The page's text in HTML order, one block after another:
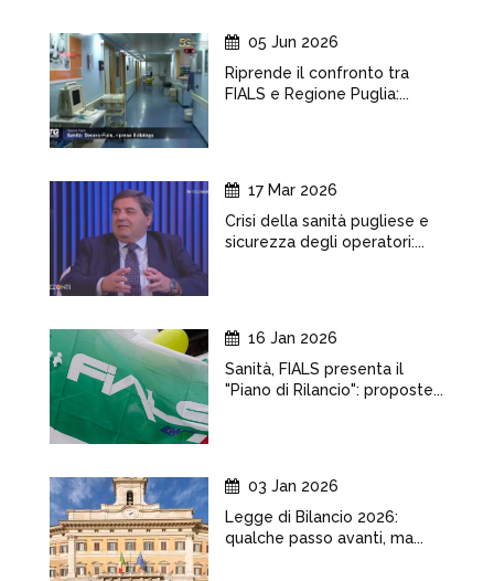
05 Jun 2026
Riprende il confronto tra
FIALS e Regione Puglia:...
17 Mar 2026
Crisi della sanità pugliese e
sicurezza degli operatori:...
16 Jan 2026
Sanità, FIALS presenta il
"Piano di Rilancio": proposte...
03 Jan 2026
Legge di Bilancio 2026:
qualche passo avanti, ma...